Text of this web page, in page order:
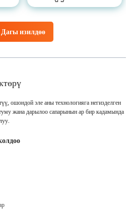
Дагы изилдөө
ошондой эле аны технологияга негизделген
жана дарылоо сапарынын ар бир кадамында